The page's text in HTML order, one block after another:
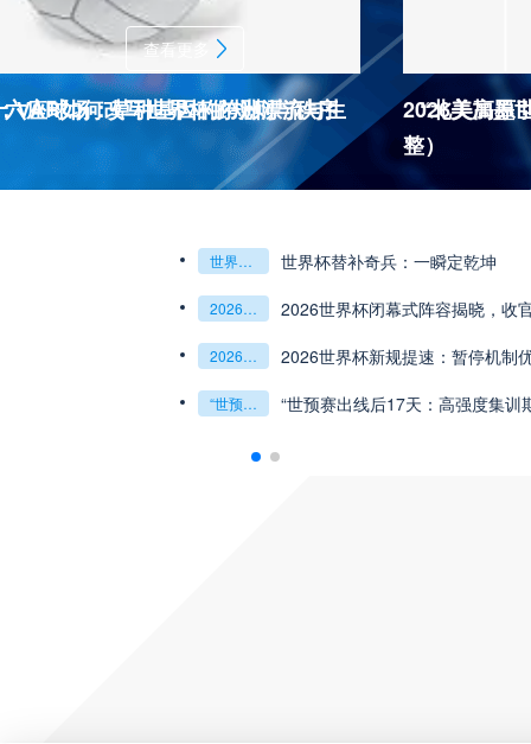
VAR如何改写世界杯的规则与秩序
坤：2026世界杯决赛用球设计解读
解决方案：球迷行李“门到门”极速转运，单场票专属动
座球场：草种基因的跨洲漂流与生 “北美高原
2026世界杯J组前瞻：阿根廷一骑绝尘 阿尔及利亚与奥地利激战争夺出线权
2026世界杯J组
权
“北美冷链暗战：2026世界杯跨境餐食的防疫困局”
“北美冷链暗战：
三的晋级密码藏在哪一环？**
**世界杯菜鸟破咒记：美加墨的零胜突围战**
**世界杯菜鸟破
“2026世界杯抽签：死亡之组已成伪命题？” “2026世界杯抽
2026美加墨
整）
查看更多
世界杯替补奇兵：一瞬定乾坤 世界杯替补奇兵：一瞬定乾坤
2026世界杯闭幕式阵容揭晓 收官盛典看点全解析
2026世界杯闭幕式阵容揭晓，收
2026世界杯新规提速：暂停机制优化助推比赛流畅度飞跃 2026世界杯新规提速：暂停机制
“世预赛出线后17天：高强度集训期的体能重建与战术转化” “世预赛出线后17天：高强度集训